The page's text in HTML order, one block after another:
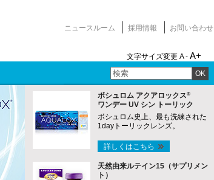
ニュースルーム 採用情報 お問い合わせ
文字サイズ変更 A - A+
OK
ボシュロム アクアロックス®
ワンデー UV シン トーリック
ボシュロム史上、最も洗練された
1dayトーリックレンズ。
詳しくはこちら
天然由来ルテイン15（サプリメン
ト）